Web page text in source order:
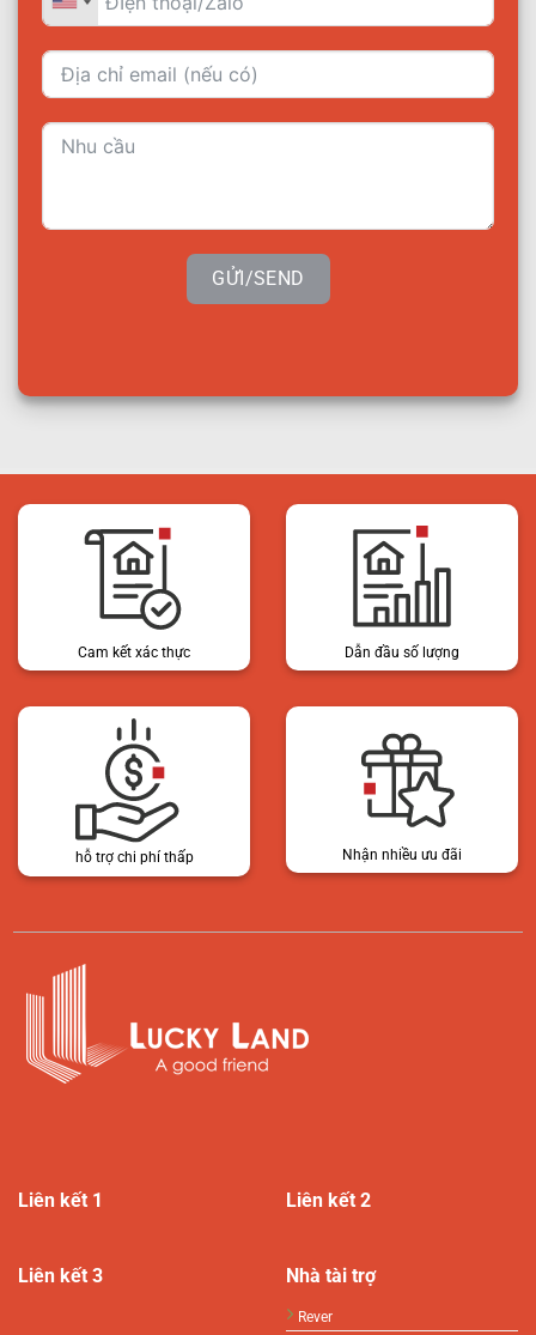
GỬI/SEND
Cam kết xác thực Dẫn đầu số lượng
hỗ trợ chi phí thấp Nhận nhiều ưu đãi
Liên kết 1 Liên kết 2
Liên kết 3 Nhà tài trợ
Rever